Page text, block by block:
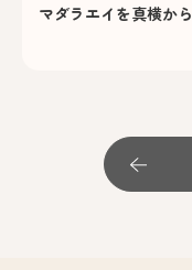
マダラエイを真横から